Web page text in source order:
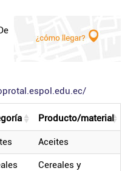
producto/material
aceites
cereales y